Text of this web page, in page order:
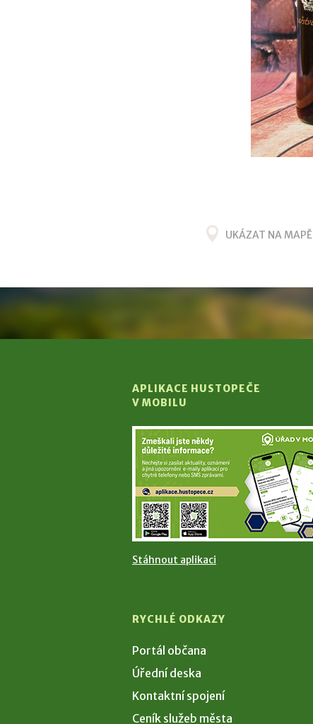
UKÁZAT NA MAPĚ
APLIKACE HUSTOPEČE
V MOBILU
Stáhnout aplikaci
RYCHLÉ ODKAZY
Portál občana
Úřední deska
Kontaktní spojení
Ceník služeb města